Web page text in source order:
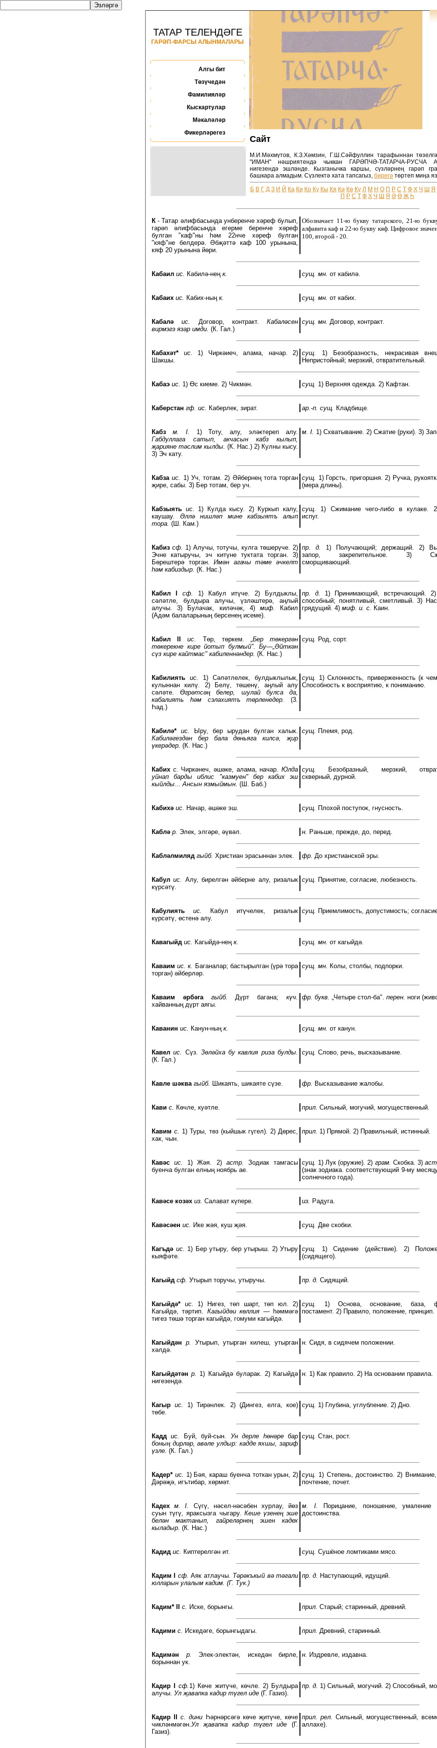
ТАТАР ТЕЛЕНДӘГЕ
ГАРӘП-ФАРСЫ АЛЫНМАЛАРЫ
Алгы бит
Төзүчедән
Фамилияләр
Кыскартулар
Мәкаләләр
Фикерләрегез
Сайт
М.И.Мәхмүтов, К.З.Хәмзин, Г.Ш.Сәйфуллин тарафыннан
"ИМАН" нәшриятендә чыккан ГАРӘПЧӘ-ТАТАРЧА-РУСЧА
нигезендә эшләнде. Кызганычка каршы, сүзләрнең гарәп
башкара алмадым. Сүзлектә хата тапсагыз, бирегә төртеп миңа
Б В Г Д З И Й Ка Ки Ко Ку Кы Кя Кә Кө Кү Л М Н О П Р С Т Ф Х Ч Ш Я
П Р С Т Ф Х Ч Ш Я Ә Ө Җ Һ
К - Татар әлифбасында унберенче хәреф булып,
гарәп әлифбасында егерме беренче хәреф
булган "каф"ны һәм 22нче хәреф булган
"кяф"не белдерә. Әбҗәттә каф 100 урынына,
кяф 20 урынына йөри.
Обозначает 11-ю букву татарского, 21-ю
алфавита каф и 22-ю букву кяф. Цифровое
100, второй - 20.
Кабаил ис. Кабилә-нең к. сущ. мн. от кабилә.
Кабаих ис. Кабих-ның к. сущ. мн. от кабих.
Кабалә ис. Договор, контракт. Кабаләсен
вирмэгэ язар имди. (К. Гал.)
сущ. мн. Договор, контракт.
Кабахәт* ис. 1) Чиркәиеч, алама, начар. 2)
Шакшы.
сущ.
1) Безобразность, некрасивая
Непристойный; мерзкий, отвратительный.
Кабаэ ис. 1) Өс киеме. 2) Чикмән. сущ. 1) Верхняя одежда. 2) Кафтан.
Каберстан гф. ис. Каберлек, зират. ар.-п. сущ. Кладбище.
Кабз м. I. 1) Тоту, алу, эләктереп алу.
Габдуллага сатып, акчасын кабз кылып,
җарияне тәслим кылды. (К. Нас.) 2) Кулны кысу.
3) Эч кату.
м. I. 1) Схватывание. 2) Сжатие (руки). 3)
Кабза ис. 1) Уч, тотам. 2) Әйбернең тота торган
җире, сабы. 3) Бер тотам, бер уч.
сущ. 1) Горсть, пригоршня. 2) Ручка,
(мера длины).
Кабзыять ис. 1) Кулда кысу. 2) Куркып калу,
каушау. Әллә нишләп мине кабзыятъ алып
тора. (Ш. Кам.)
сущ.
1) Сжимание чего-либо в кулаке.
испуг.
Кабиз сф. 1) Алучы, тотучы, кулга төшерүче. 2)
Эчне катыручы, эч китүне туктата торган. 3)
Бөрештерә торган.Имән агачы тәме әчкелт
һәм кабиздыр. (К. Нас.)
пр. д.
1) Получающий; держащий. 2)
запор, закрепительное. 3)
сморщивающий.
Кабил I сф. 1) Кабул итүче. 2) Булдыклы,
сәләтле, булдыра алучы, үзләштерә, аңлый
алучы. 3) Булачак, киләчәк, 4) миф.
Кабил
(Адәм балаларының берсенең исеме).
пр. д.
1) Принимающий, встречающий.
способный; понятливый, сметливый. 3)
грядущий. 4) миф. и. с. Каин.
Кабил II ис. Төр, төркем. „Бер төкергән
төкерекне кире йотып булмый". Бу—„Әйткән
сүз кире кайтмас" кабиленнәндер. (К. Нас.)
сущ. Род, сорт.
Кабилиять ис. 1) Сәләтлелек, булдыклылык,
кулыннан килү. 2) Белү, төшенү, аңлый алу
сәләте.Өгрәтсәң белер, шулай булса да,
кабалиять һәм сэлахиятъ төрленедер.
(3.
Һад.)
сущ. 1) Склонность, приверженность (к
Способность к восприятию, к пониманию.
Кабилә* ис.
Ыру, бер ырудан булган халык.
Кабиләгездән бер бала дөньяга килсә, җир
үкерәдер. (К. Нас.)
сущ. Племя, род.
Кабих с. Чиркәнеч, әшәке, алама, начар.Юлда
уйнап барды иблис "казмуен" бер кабих эш
кыйлды... Ансын язмыймын. (Ш. Баб.)
сущ.
Безобразный, мерзкий,
скверный, дурной.
Кабихә ис. Начар, әшәке эш. сущ. Плохой поступок, гнусность.
Каблә р. Элек, элгәре, әүвәл. н. Раньше, прежде, до, перед.
Кабләлмиляд гыйб. Христиан эрасыннан элек. фр. До христианской эры.
Кабул ис. Алу, бирелгән әйберне алу, ризалык
күрсәтү.
сущ. Принятие, согласие, любезность.
Кабулиять ис.
Кабул итүчелек, ризалык
күрсәтү, өстенә алу.
сущ. Приемлимость, допустимость;
Кавагыйд ис. Кагыйдә-нең к. сущ. мн. от кагыйдә.
Каваим ис. к. Баганалар; бастырылган (үрә тора
торган) әйберләр.
сущ. мн. Колы, столбы, подпорки.
Каваим әрбәга гыйб. Дүрт багана;күч.
хайванның дүрт аягы.
фр. букв. „Четыре стол-ба". перен. ноги
Каванин ис. Канун-ның к. сущ. мн. от канун.
Кавел ис. Сүз. Зөләйха бу кавлия риза булды.
(К. Гал.)
сущ. Слово, речь, высказывание.
Кавле шәква гыйб. Шикаять, шикаяте сүзе. фр. Высказывание жалобы.
Кави с. Көчле, куәтле. прил. Сильный, могучий, могущественный.
Кавим с. 1) Туры, төз (кыйшык гүгел). 2) Дөрес,
хак, чын.
прил. 1) Прямой. 2) Правильный, истинный.
Кавәс ис. 1) Жәя. 2) астр.
Зодиак тамгасы
буенча булган елның ноябрь ае.
сущ. 1) Лук (оружие). 2) грам. Скобка. 3)
(знак зодиака. соответствующий 9-му
солнечного года).
Кавәсе козәх из. Салават күпере. из. Радуга.
Кавәсәен ис. Ике жәя, куш җәя. сущ. Две скобки.
Кагъдә ис. 1) Бер утыру, бер утырыш. 2) Утыру
кыяфәте.
сущ.
1) Сидение (действие). 2)
(сидящего).
Кагыйд сф. Утырып торучы, утыручы. пр. д. Сидящий.
Кагыйдә* ис. 1) Нигез, төп шарт, төп юл. 2)
Кагыйдә, тәртип. Кагыйдәи көллия — һәммәгә
тигез төшә торган кагыйдә, гомуми кагыйдә.
сущ.
1) Основа, основание, база,
постамент. 2) Правило, положение, принцип.
Кагыйдән р.
Утырып, утырган килеш, утырган
хәлдә.
н. Сидя, в сидячем положении.
Кагыйдәтән р. 1) Кагыйдә буларак. 2) Кагыйдә
нигезендә.
н. 1) Как правило. 2) На основании правила.
Кагыр ис.
1) Тирәнлек. 2) (Дингез, елга, кое)
төбе.
сущ. 1) Глубина, углубление. 2) Дно.
Кадд ис. Буй, буй-сын. Ун дерле һөнәре бар
боның дирләр, әвәле улдыр: кадде яхшы, зариф
үзле. (К. Гал.)
сущ. Стан, рост.
Кадер* ис. 1) Бәя, караш буенча тоткан урын, 2)
Дәрәҗә, игътибар, хөрмәт.
сущ. 1) Степень, достоинство. 2)
почтение, почет.
Кадех м. I.
Сүгү, нәсел-нәсәбен хурлау, йөз
суын түгү, яраксызга чыгару. Кеше үзенең эше
белән мактанып, гайреләрнең эшен кадех
кыладыр. (К. Нас.)
м. I.
Порицание, поношение, умаление
достоинства.
Кадид ис. Киптерелгән ит. сущ. Сушёное ломтиками мясо.
Кадим I сф. Аяк атлаучы. Тәрәкъкый вә тәгали
юлларын улалым кадим. (Г. Тук.)
пр. д. Наступающий, идущий.
Кадим* II с. Иске, борынгы. прил. Старый; старинный, древний.
Кадими с. Искедәге, борынгыдагы. прил. Древний, старинный.
Кадимән р. Элек-электән, искедән бирле,
борыннан ук.
н. Издревле, издавна.
Кадир I сф. 1) Көче житүче, көчле. 2) Булдыра
алучы. Ул җавапка кадир түгел иде (Г. Газиз).
пр. д. 1) Сильный, могучий. 2) Способный,
Кадир II с. дини Һәрнәрсәгә көче җитүче, көче
чикләнмәгән.Ул җавапка кадир түгел иде (Г.
Газиз).
прил. рел. Сильный, могущественный,
аллахе).